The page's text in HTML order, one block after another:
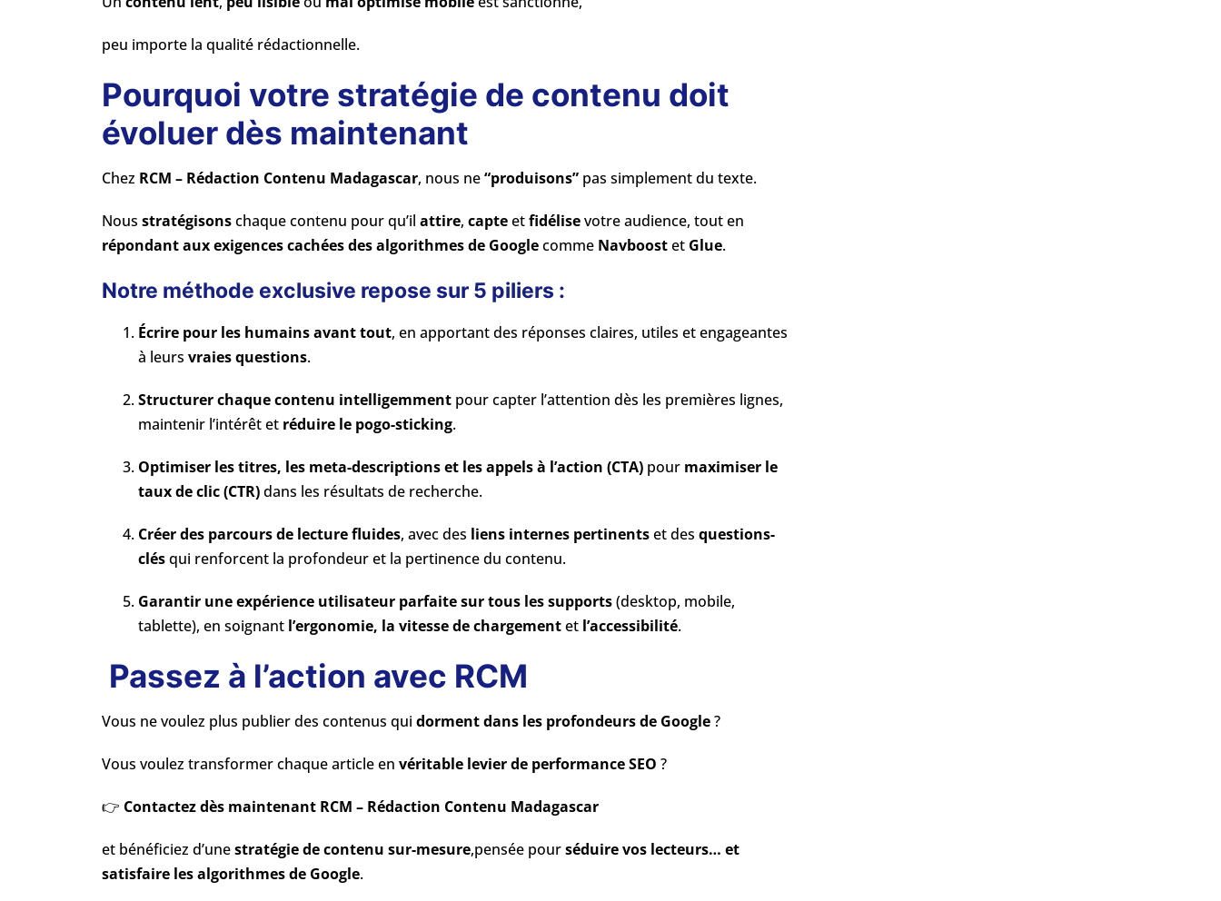
peu importe la qualité rédactionnelle.
Pourquoi votre stratégie de contenu doit
évoluer dès maintenant
Chez RCM – Rédaction Contenu Madagascar, nous ne“produisons” pas simplement du texte.
Nous stratégisonschaque contenu pour qu’il attire, capteetfidélisevotre audience, tout en
répondant aux exigences cachées des algorithmes de Googlecomme Navboostet Glue.
Notre méthode exclusive repose sur 5 piliers :
Écrire pour les humains avant tout, en apportant des réponses claires, utiles et engageantes
à leurs vraies questions.
Structurer chaque contenu intelligemment pour capter l’attention dès les premières lignes,
maintenir l’intérêt et réduire le pogo-sticking.
Optimiser les titres, les meta-descriptions et les appels à l’action (CTA) pour maximiser le
taux de clic (CTR)dans les résultats de recherche.
Créer des parcours de lecture fluides, avec des liens internes pertinentset des questions-
clésqui renforcent la profondeur et la pertinence du contenu.
Garantir une expérience utilisateur parfaite sur tous les supports(desktop, mobile,
tablette), en soignant l’ergonomie, la vitesse de chargementet l’accessibilité.
Passez à l’action avec RCM
Vous ne voulez plus publier des contenus qui dorment dans les profondeurs de Google?
Vous voulez transformer chaque article en véritable levier de performance SEO ?
👉 Contactez dès maintenant RCM – Rédaction Contenu Madagascar
et bénéficiez d’unestratégie de contenu sur-mesure,pensée pourséduire vos lecteurs… et
satisfaire les algorithmes de Google.